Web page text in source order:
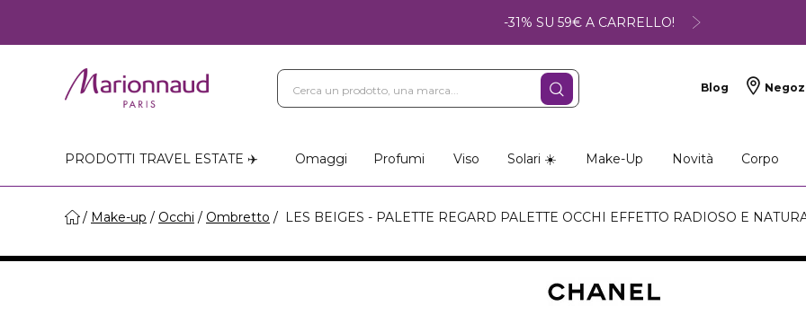
-31% SU 59€ A CARRELLO!
Blog
PRODOTTI TRAVEL ESTATE ✈️ Omaggi Profumi Viso Solari ☀️ Make-Up Novità Corpo
Make-up Occhi Ombretto LES BEIGES - PALETTE REGARD PALETTE OCCHI EFFETTO RADIOSO E